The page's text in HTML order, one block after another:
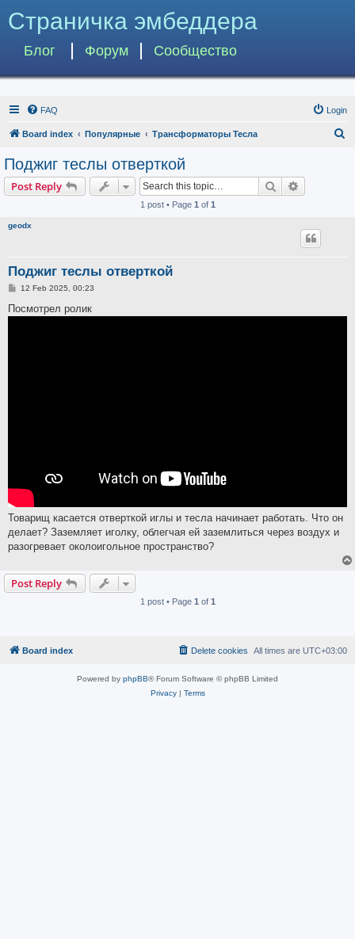
Страничка эмбеддера
Блог Форум Сообщество
FAQ Login
Board index Популярные Трансформаторы Тесла
Поджиг теслы отверткой
Post Reply Search
1 post • Page 1 of 1
geodx
Поджиг теслы отверткой
P
s
t
12 Feb 2025, 00:23
Посмотрел ролик
Товарищ касается отверткой иглы и тесла начинает работать. Что он
делает? Заземляет иголку, облегчая ей заземлиться через воздух и
разогревает околоигольное пространство?
Post Reply
1 post • Page 1 of 1
Board index All times are UTC+03:00
Delete cookies
Powered by phpBB® Forum Software © phpBB Limited
Privacy| Terms